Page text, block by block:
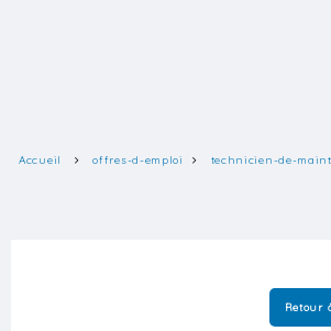
Accueil offres-d-emploi technicien-de-
Retour